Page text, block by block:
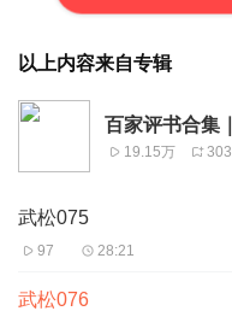
以上内容来自专辑
百家评书合集
19.15万 303
武松075
97 28:21
武松076